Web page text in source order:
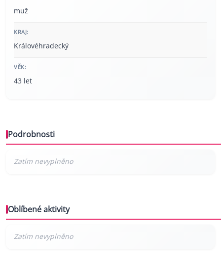
muž
KRAJ:
Královéhradecký
VĚK:
43 let
Podrobnosti
Oblíbené aktivity